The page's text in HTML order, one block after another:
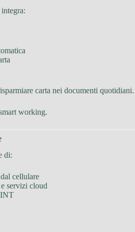
carta nei documenti quotidiani.
working.
di:
cellulare
servizi cloud